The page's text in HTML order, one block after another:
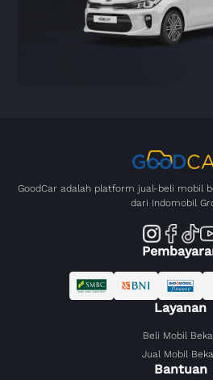
GoodCar adalah platform jual-beli mobil
dari Indomobil
Layanan
Beli Mobil
Jual Mobil
Bantuan